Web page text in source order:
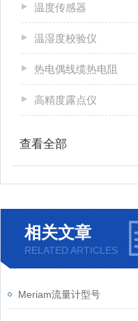
温度传感器
温湿度校验仪
热电偶线缆热电阻
高精度露点仪
查看全部
相关文章
RELATED ARTICLES
Meriam流量计型号